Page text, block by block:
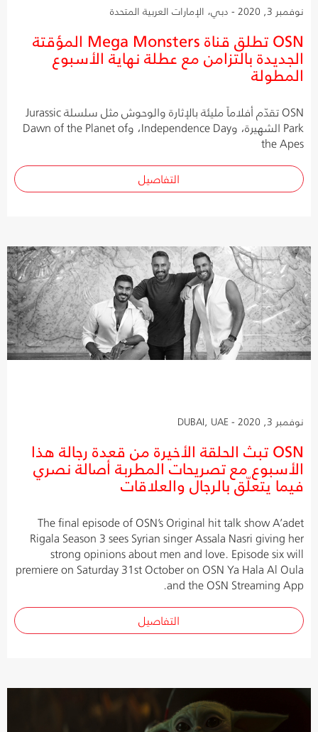
نوفمبر 3, 2020 - دبي، الإمارات العربية المتحدة
OSN تطلق قناة Mega Monsters المؤقتة
الجديدة بالتزامن مع عطلة نهاية الأسبوع
المطولة
OSN تقدّم أفلاماً مليئة بالإثارة والوحوش مثل سلسلة Jurassic
Park الشهيرة، وIndependence Day، وDawn of the Planet of
the Apes
التفاصيل
نوفمبر 3, 2020 - DUBAI, UAE
OSN تبث الحلقة الأخيرة من قعدة رجالة هذا
الأسبوع مع تصريحات المطربة أصالة نصري
فيما يتعلّق بالرجال والعلاقات
The final episode of OSN’s Original hit talk show A’adet
Rigala Season 3 sees Syrian singer Assala Nasri giving her
strong opinions about men and love. Episode six will
premiere on Saturday 31st October on OSN Ya Hala Al Oula
and the OSN Streaming App.
التفاصيل